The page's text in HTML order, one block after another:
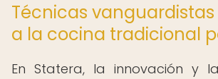
Técnicas
a la cocina tradicional
En Statera, la innovación y